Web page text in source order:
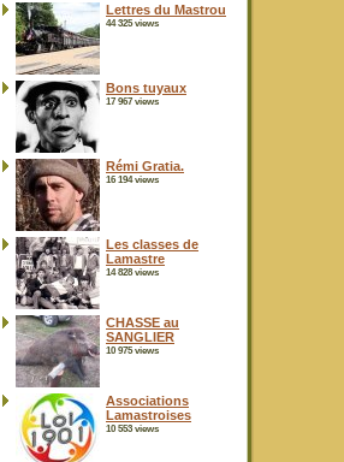
Lettres du Mastrou
44 325 views
Bons tuyaux
17 967 views
Rémi Gratia.
16 194 views
Les classes de
Lamastre
14 828 views
CHASSE au
SANGLIER
10 975 views
Associations
Lamastroises
10 553 views